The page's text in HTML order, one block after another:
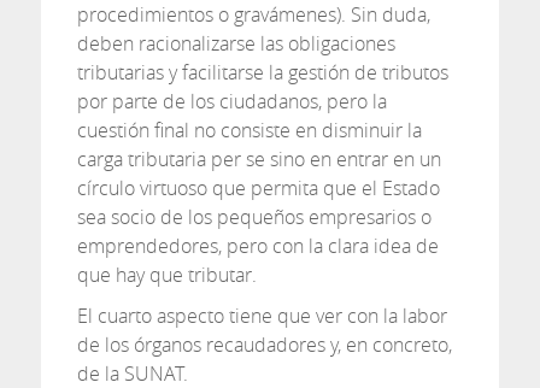
procedimientos o gravámenes). Sin duda,
deben racionalizarse las obligaciones
tributarias y facilitarse la gestión de tributos
por parte de los ciudadanos, pero la
cuestión final no consiste en disminuir la
carga tributaria per se sino en entrar en un
círculo virtuoso que permita que el Estado
sea socio de los pequeños empresarios o
emprendedores, pero con la clara idea de
que hay que tributar.
El cuarto aspecto tiene que ver con la labor
de los órganos recaudadores y, en concreto,
de la SUNAT.